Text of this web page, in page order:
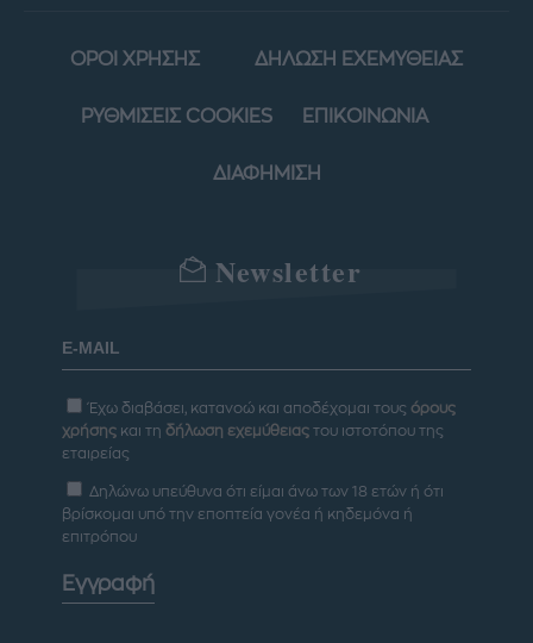
ΟΡΟΙ ΧΡΗΣΗΣ ΔΗΛΩΣΗ ΕΧΕΜΥΘΕΙΑΣ
ΡΥΘΜΙΣΕΙΣ COOKIES ΕΠΙΚΟΙΝΩΝΙΑ
ΔΙΑΦΗΜΙΣΗ
Newsletter
Έχω διαβάσει, κατανοώ και αποδέχομαι τους όρους
χρήσης και τη δήλωση εχεμύθειας του ιστοτόπου της
εταιρείας
Δηλώνω υπεύθυνα ότι είμαι άνω των 18 ετών ή ότι
βρίσκομαι υπό την εποπτεία γονέα ή κηδεμόνα ή
επιτρόπου
Εγγραφή